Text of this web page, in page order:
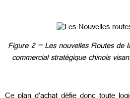
Figure 2 – Les nouvelles Routes de
commercial stratégique chinois